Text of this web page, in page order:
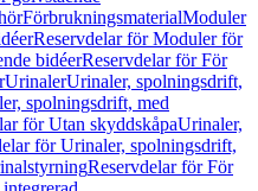
FörbrukningsmaterialModuler
Reservdelar för Moduler för
bidéerReservdelar för För
UrinalerUrinaler, spolningsdrift,
spolningsdrift, med
för Utan skyddskåpaUrinaler,
för Urinaler, spolningsdrift,
Reservdelar för För